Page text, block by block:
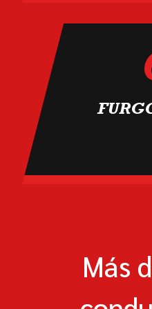
Más